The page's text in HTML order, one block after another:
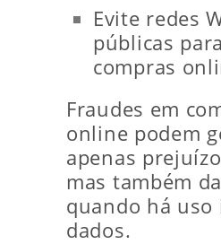
Evite redes
públicas
compras
Fraudes em
online podem
apenas
mas também
quando há uso
dados.